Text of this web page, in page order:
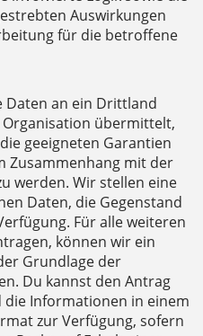
Auswirkungen
für die betroffene
Daten an ein Drittland
übermittelt,
geeigneten Garantien
Zusammenhang mit der
werden. Wir stellen eine
Daten, die Gegenstand
Für alle weiteren
können wir ein
Grundlage der
Du kannst den Antrag
Informationen in einem
zur Verfügung, sofern